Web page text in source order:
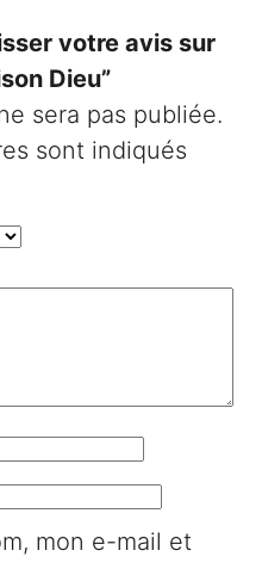
votre avis sur
Dieu”
sera pas publiée.
sont indiqués
mon e-mail et